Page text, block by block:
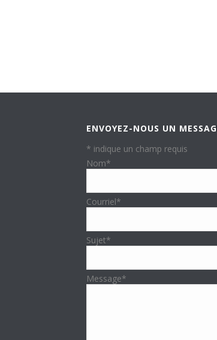
ENVOYEZ-NOUS UN
* indique un champ requis
Nom*
Courriel*
Sujet*
Message*